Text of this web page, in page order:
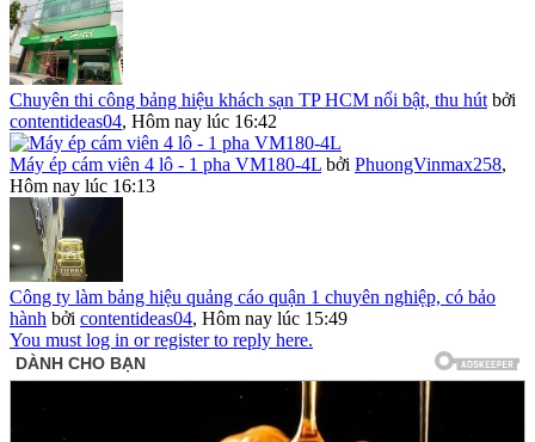
Chuyên thi công bảng hiệu khách sạn TP HCM nổi bật, thu hút bởi
contentideas04, Hôm nay lúc 16:42
Máy ép cám viên 4 lô - 1 pha VM180-4L bởi PhuongVinmax258,
Hôm nay lúc 16:13
Công ty làm bảng hiệu quảng cáo quận 1 chuyên nghiệp, có bảo
hành bởi contentideas04, Hôm nay lúc 15:49
You must log in or register to reply here.